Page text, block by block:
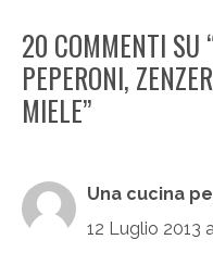
20 COMMENTI SU
PEPERONI,
MIELE”
Una cucina
12 Luglio 2013